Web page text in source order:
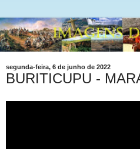
segunda-feira, 6 de junho de 2022
BURITICUPU -